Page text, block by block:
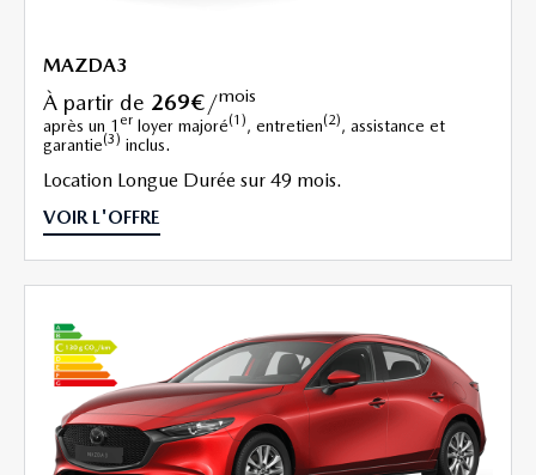
MAZDA3
à partir de 269€/mois
après un 1 er loyer majoré(1), entretien(2), assistance et
garantie(3) inclus.
Location Longue Durée sur 49 mois.
VOIR L'OFFRE